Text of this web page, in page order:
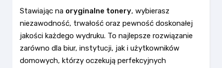
Stawiając na oryginalne tonery, wybierasz
niezawodność, trwałość oraz pewność doskonałej
jakości każdego wydruku. To najlepsze rozwiązanie
zarówno dla biur, instytucji, jak i użytkowników
domowych, którzy oczekują perfekcyjnych